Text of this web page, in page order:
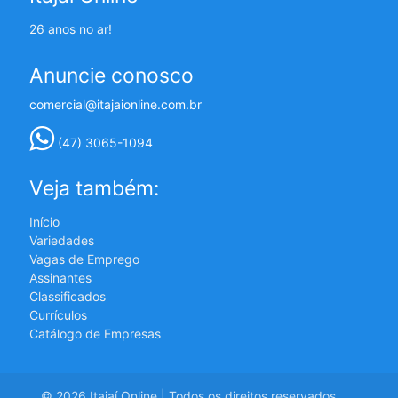
26 anos no ar!
Anuncie conosco
comercial@itajaionline.com.br
(47) 3065-1094
Veja também:
Início
Variedades
Vagas de Emprego
Assinantes
Classificados
Currículos
Catálogo de Empresas